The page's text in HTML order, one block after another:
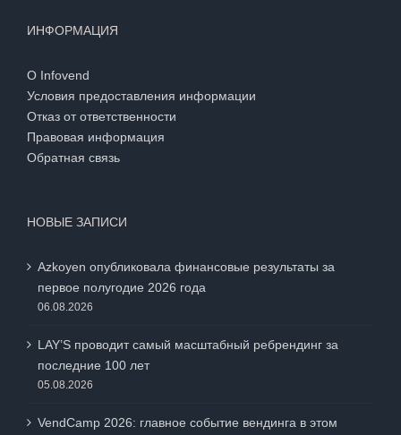
ИНФОРМАЦИЯ
О Infovend
Условия предоставления информации
Отказ от ответственности
Правовая информация
Обратная связь
НОВЫЕ ЗАПИСИ
Azkoyen опубликовала финансовые результаты за
первое полугодие 2026 года
06.08.2026
LAY’S проводит самый масштабный ребрендинг за
последние 100 лет
05.08.2026
VendCamp 2026: главное событие вендинга в этом